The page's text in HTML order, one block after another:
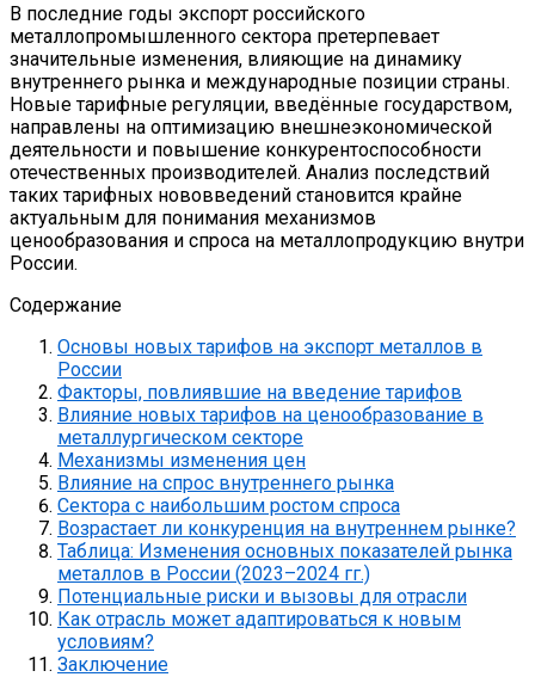
В последние годы экспорт российского
металлопромышленного сектора претерпевает
значительные изменения, влияющие на динамику
внутреннего рынка и международные позиции страны.
Новые тарифные регуляции, введённые государством,
направлены на оптимизацию внешнеэкономической
деятельности и повышение конкурентоспособности
отечественных производителей. Анализ последствий
таких тарифных нововведений становится крайне
актуальным для понимания механизмов
ценообразования и спроса на металлопродукцию внутри
России.
Содержание
Основы новых тарифов на экспорт металлов в
России
Факторы, повлиявшие на введение тарифов
Влияние новых тарифов на ценообразование в
металлургическом секторе
Механизмы изменения цен
Влияние на спрос внутреннего рынка
Сектора с наибольшим ростом спроса
Возрастает ли конкуренция на внутреннем рынке?
Таблица: Изменения основных показателей рынка
металлов в России (2023–2024 гг.)
Потенциальные риски и вызовы для отрасли
Как отрасль может адаптироваться к новым
условиям?
Заключение